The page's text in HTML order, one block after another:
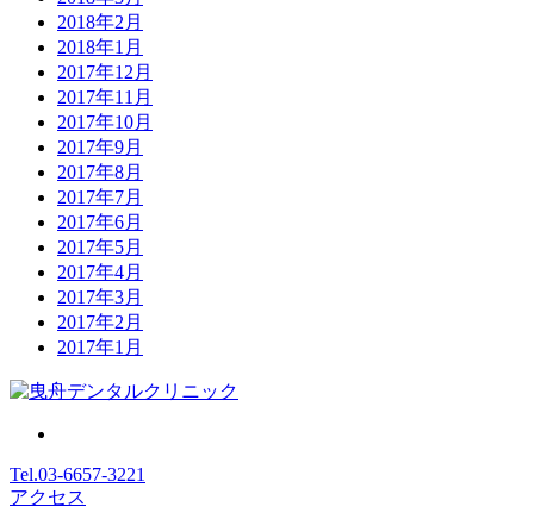
2018年2月
2018年1月
2017年12月
2017年11月
2017年10月
2017年9月
2017年8月
2017年7月
2017年6月
2017年5月
2017年4月
2017年3月
2017年2月
2017年1月
Tel.03-6657-3221
アクセス